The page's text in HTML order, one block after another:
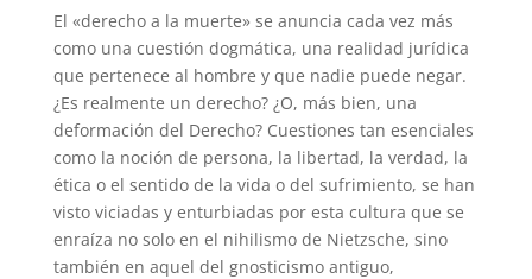
El «derecho a la muerte» se anuncia cada vez más
como una cuestión dogmática, una realidad jurídica
que pertenece al hombre y que nadie puede negar.
¿Es realmente un derecho? ¿O, más bien, una
deformación del Derecho? Cuestiones tan esenciales
como la noción de persona, la libertad, la verdad, la
ética o el sentido de la vida o del sufrimiento, se han
visto viciadas y enturbiadas por esta cultura que se
enraíza no solo en el nihilismo de Nietzsche, sino
también en aquel del gnosticismo antiguo,